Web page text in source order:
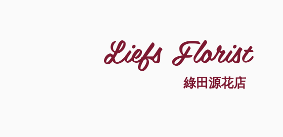
Liefs Florist
綠田源花店